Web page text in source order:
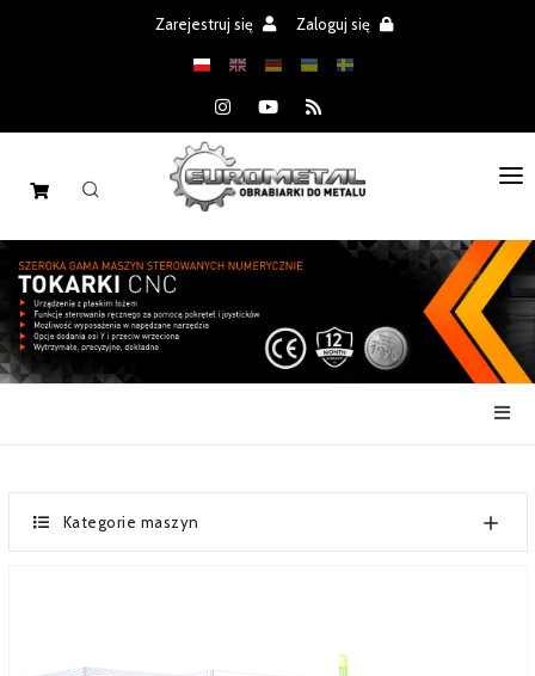
Zarejestruj się Zaloguj się
STRONA GŁÓWNA
MASZYNY
CZĘŚCI
SERWIS
Kategorie maszyn